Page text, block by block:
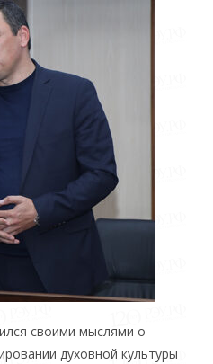
своими мыслями о
духовной культуры